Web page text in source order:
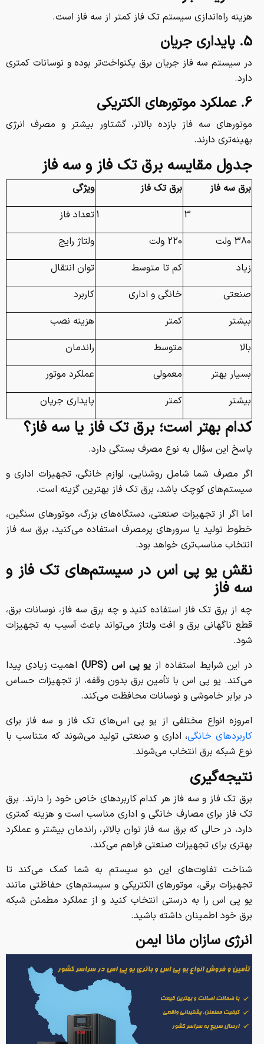
هزینه راه‌اندازی سیستم تک فاز کمتر از سه فاز است.
5. پایداری جریان
در سیستم سه فاز جریان برق یکنواخت‌تر بوده و نوسانات کمتری
دارد.
6. عملکرد موتورهای الکتریکی
موتورهای سه فاز بازده بالاتر، گشتاور بیشتر و مصرف انرژی
بهینه‌تری دارند.
جدول مقایسه برق تک فاز و سه فاز
ویژگی برق تک فاز
برق سه فاز
تعداد فاز1
3
ولتاژ رایج
220 ولت
380 ولت
توان انتقال
کم تا متوسط
زیاد
کاربرد
خانگی و اداری
صنعتی
هزینه نصب
کمتر
بیشتر
راندمان
متوسط
بالا
عملکرد موتور
معمولی
بسیار بهتر
پایداری جریان
کمتر بیشتر
کدام بهتر است؛ برق تک فاز یا سه فاز؟
پاسخ این سؤال به نوع مصرف بستگی دارد.
اگر مصرف شما شامل روشنایی، لوازم خانگی، تجهیزات اداری و
سیستم‌های کوچک باشد، برق تک فاز بهترین گزینه است.
اما اگر از تجهیزات صنعتی، دستگاه‌های بزرگ، موتورهای سنگین،
خطوط تولید یا سرورهای پرمصرف استفاده می‌کنید، برق سه فاز
انتخاب مناسب‌تری خواهد بود.
نقش یو پی اس در سیستم‌های تک فاز و
سه فاز
چه از برق تک فاز استفاده کنید و چه برق سه فاز، نوسانات برق،
قطع ناگهانی برق و افت ولتاژ می‌تواند باعث آسیب به تجهیزات
شود.
در این شرایط استفاده از یو پی اس (UPS)
اهمیت زیادی پیدا
می‌کند. یو پی اس با تأمین برق بدون وقفه، از تجهیزات حساس
در برابر خاموشی و نوسانات محافظت می‌کند.
امروزه انواع مختلفی از یو پی اس‌های تک فاز و سه فاز برای
کاربردهای خانگی، اداری و صنعتی تولید می‌شوند که متناسب با
نوع شبکه برق انتخاب می‌شوند.
نتیجه‌گیری
برق تک فاز و سه فاز هر کدام کاربردهای خاص خود را دارند. برق
تک فاز برای مصارف خانگی و اداری مناسب است و هزینه کمتری
دارد، در حالی که برق سه فاز توان بالاتر، راندمان بیشتر و عملکرد
بهتری برای تجهیزات صنعتی فراهم می‌کند.
شناخت تفاوت‌های این دو سیستم به شما کمک می‌کند تا
تجهیزات برقی، موتورهای الکتریکی و سیستم‌های حفاظتی مانند
یو پی اس را به درستی انتخاب کنید و از عملکرد مطمئن شبکه
برق خود اطمینان داشته باشید.
انرژی سازان مانا ایمن